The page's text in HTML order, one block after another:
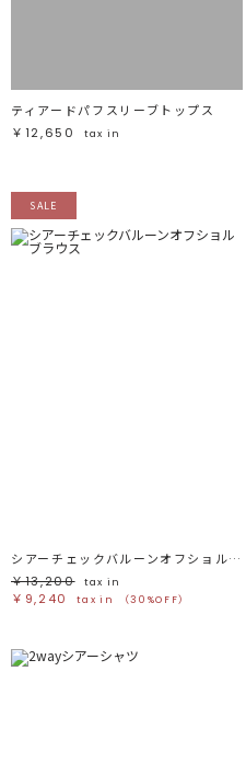
ティアードパフスリーブトップス
￥12,650
tax in
SALE
シアーチェックバルーンオフショルブラウス
￥13,200
tax in
￥9,240 tax in （30%OFF）